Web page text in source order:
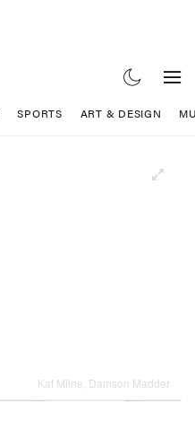
SPORTS ART & DESIGN
Kat Milne, Damson Madder